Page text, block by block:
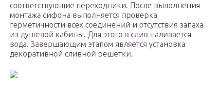
соответствующие переходники. После выполнения
монтажа сифона выполняется проверка
герметичности всех соединений и отсутствия запаха
из душевой кабины. Для этого в слив наливается
вода. Завершающим этапом является установка
декоративной сливной решетки.